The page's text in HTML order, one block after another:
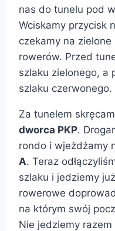
nas do tunelu pod
Wciskamy przycisk
czekamy na zielone
rowerów. Przed
szlaku zielonego, a
szlaku czerwonego.
Za tunelem
dworca PKP.
rondo i wjeżdżamy
A. Teraz
szlaku i jedziemy
rowerowe
na którym swój
Nie jedziemy